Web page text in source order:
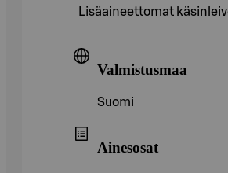
Lisäaineettomat
Valmistusmaa
Suomi
Ainesosat